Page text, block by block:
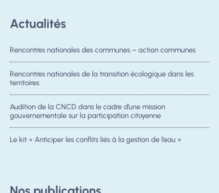
Actualités
Rencontres nationales des communes – action communes
Rencontres nationales de la transition écologique dans les
territoires
Audition de la CNCD dans le cadre d’une mission
gouvernementale sur la participation citoyenne
Le kit « Anticiper les conflits liés à la gestion de l’eau »